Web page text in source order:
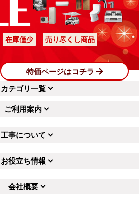
在庫僅少 売り尽くし商品
特価ページはコチラ
カテゴリ一覧
ご利用案内
工事について
お役立ち情報
会社概要